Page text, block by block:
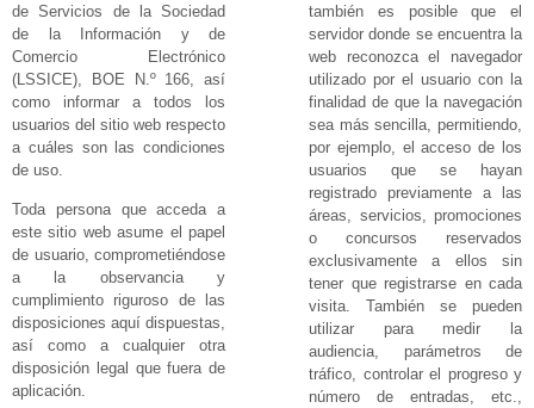
de Servicios de la Sociedad
de la Información y de
Comercio Electrónico
(LSSICE), BOE N.º 166, así
como informar a todos los
usuarios del sitio web respecto
a cuáles son las condiciones
de uso.
Toda persona que acceda a
este sitio web asume el papel
de usuario, comprometiéndose
a la observancia y
cumplimiento riguroso de las
disposiciones aquí dispuestas,
así como a cualquier otra
disposición legal que fuera de
aplicación.
también es posible que el
servidor donde se encuentra la
web reconozca el navegador
utilizado por el usuario con la
finalidad de que la navegación
sea más sencilla, permitiendo,
por ejemplo, el acceso de los
usuarios que se hayan
registrado previamente a las
áreas, servicios, promociones
o concursos reservados
exclusivamente a ellos sin
tener que registrarse en cada
visita. También se pueden
utilizar para medir la
audiencia, parámetros de
tráfico, controlar el progreso y
número de entradas, etc.,